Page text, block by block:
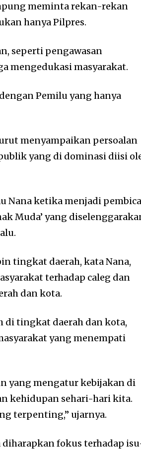
meminta rekan-rekan
hanya Pilpres.
seperti pengawasan
mengedukasi masyarakat.
Pemilu yang hanya
menyampaikan persoalan
yang di dominasi diisi
Nana ketika menjadi
Muda’ yang
tingkat daerah, kata Nana,
terhadap caleg dan
dan kota.
di tingkat daerah dan kota,
yang menempati
yang mengatur kebijakan di
kehidupan sehari-hari kita.
terpenting,” ujarnya.
diharapkan fokus terhadap